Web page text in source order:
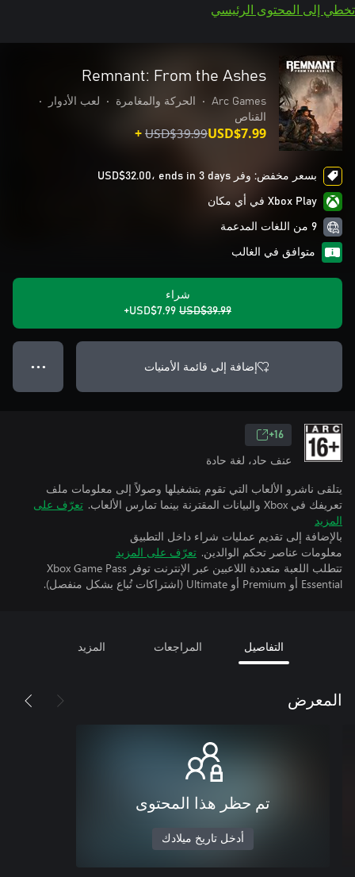
تخطي إلى المحتوى الرئيسي
Remnant: From the Ashes
Arc Games
• الحركة والمغامرة • لعب الأدوار
•
القناص
USD$39.99USD$7.99+
بسعر مخفض: وفر USD$32.00، ends in 3 days
Xbox Play في أي مكان
9 من اللغات المدعمة
متوافق في الغالب
شراء
USD$39.99
USD$7.99+
إضافة إلى قائمة الأمنيات ● ● ●
16+
عنف حاد، لغة حادة
يتلقى ناشرو الألعاب التي تقوم بتشغيلها وصولاً إلى معلومات ملف
تعريفك في Xbox والبيانات المقترنة بينما تمارس الألعاب.
تعرّف على
المزيد
بالإضافة إلى تقديم عمليات شراء داخل التطبيق
معلومات عناصر تحكم الوالدين. تعرّف على المزيد
تتطلب اللعبة متعددة اللاعبين عبر الإنترنت توفر Xbox Game Pass
Essential أو Premium أو Ultimate (اشتراكات تُباع بشكل منفصل).
التفاصيل المراجعات المزيد
المعرض
تم حظر هذا المحتوى
أدخل تاريخ ميلادك